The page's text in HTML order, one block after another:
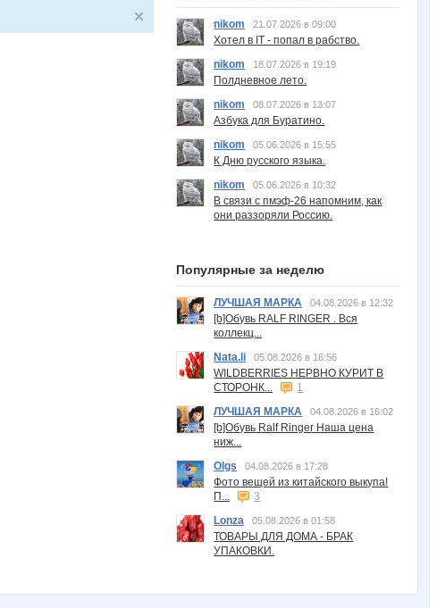
nikom 21.07.2026 в 09:00
Хотел в IT - попал в рабство.
nikom
18.07.2026 в 19:19
Полдневное лето.
nikom
08.07.2026 в 13:07
Азбука для Буратино.
nikom
05.06.2026 в 15:55
К Дню русского языка.
nikom
05.06.2026 в 10:32
В связи с пмэф-26 напомним, как
они раззоряли Россию.
Популярные за неделю
ЛУЧШАЯ МАРКА 04.08.2026 в 12:32
[b]Обувь RALF RINGER . Вся
коллекц...
Nata.li
05.08.2026 в 16:56
WILDBERRIES НЕРВНО КУРИТ В
СТОРОНК...
1
ЛУЧШАЯ МАРКА
04.08.2026 в 16:02
[b]Обувь Ralf Ringer Наша цена
ниж...
Olgs
04.08.2026 в 17:28
Фото вещей из китайского выкупа!
П...
3
Lonza
05.08.2026 в 01:58
ТОВАРЫ ДЛЯ ДОМА - БРАК
УПАКОВКИ.